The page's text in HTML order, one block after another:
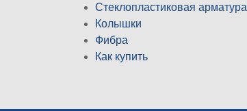
Стеклопластиковая арматура
Колышки
Фибра
Как купить